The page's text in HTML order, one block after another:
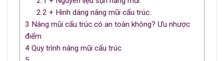
2.2 + Hình dáng nâng mũi cấu trúc:
3 Nâng mũi cấu trúc có an toàn không? Ưu nhược
điểm
4 Quy trình nâng mũi cấu trúc